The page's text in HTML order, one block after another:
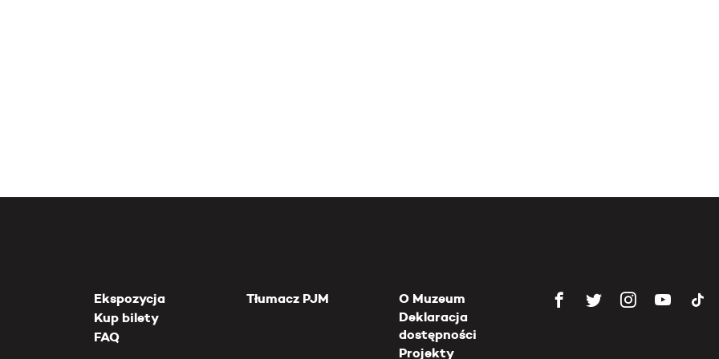
Ekspozycja
Kup bilety
FAQ
Tłumacz PJM
O Muzeum
Deklaracja
dostępności
Projekty